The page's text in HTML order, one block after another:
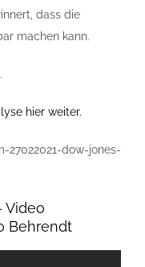
dass die
machen kann.
hier weiter.
Video
Behrendt